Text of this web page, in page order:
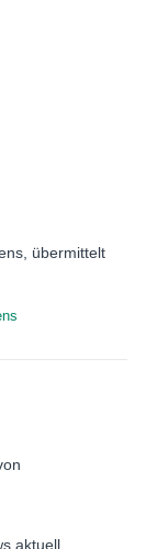
übermittelt
aktuell